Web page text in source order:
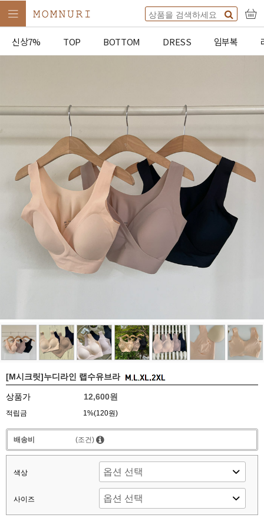
신상7% TOP BOTTOM DRESS 임부복
[M시크릿]누디라인 랩수유브라
상품가 12,600원
적립금 1%(120원)
배송비 (조건)
색상
사이즈